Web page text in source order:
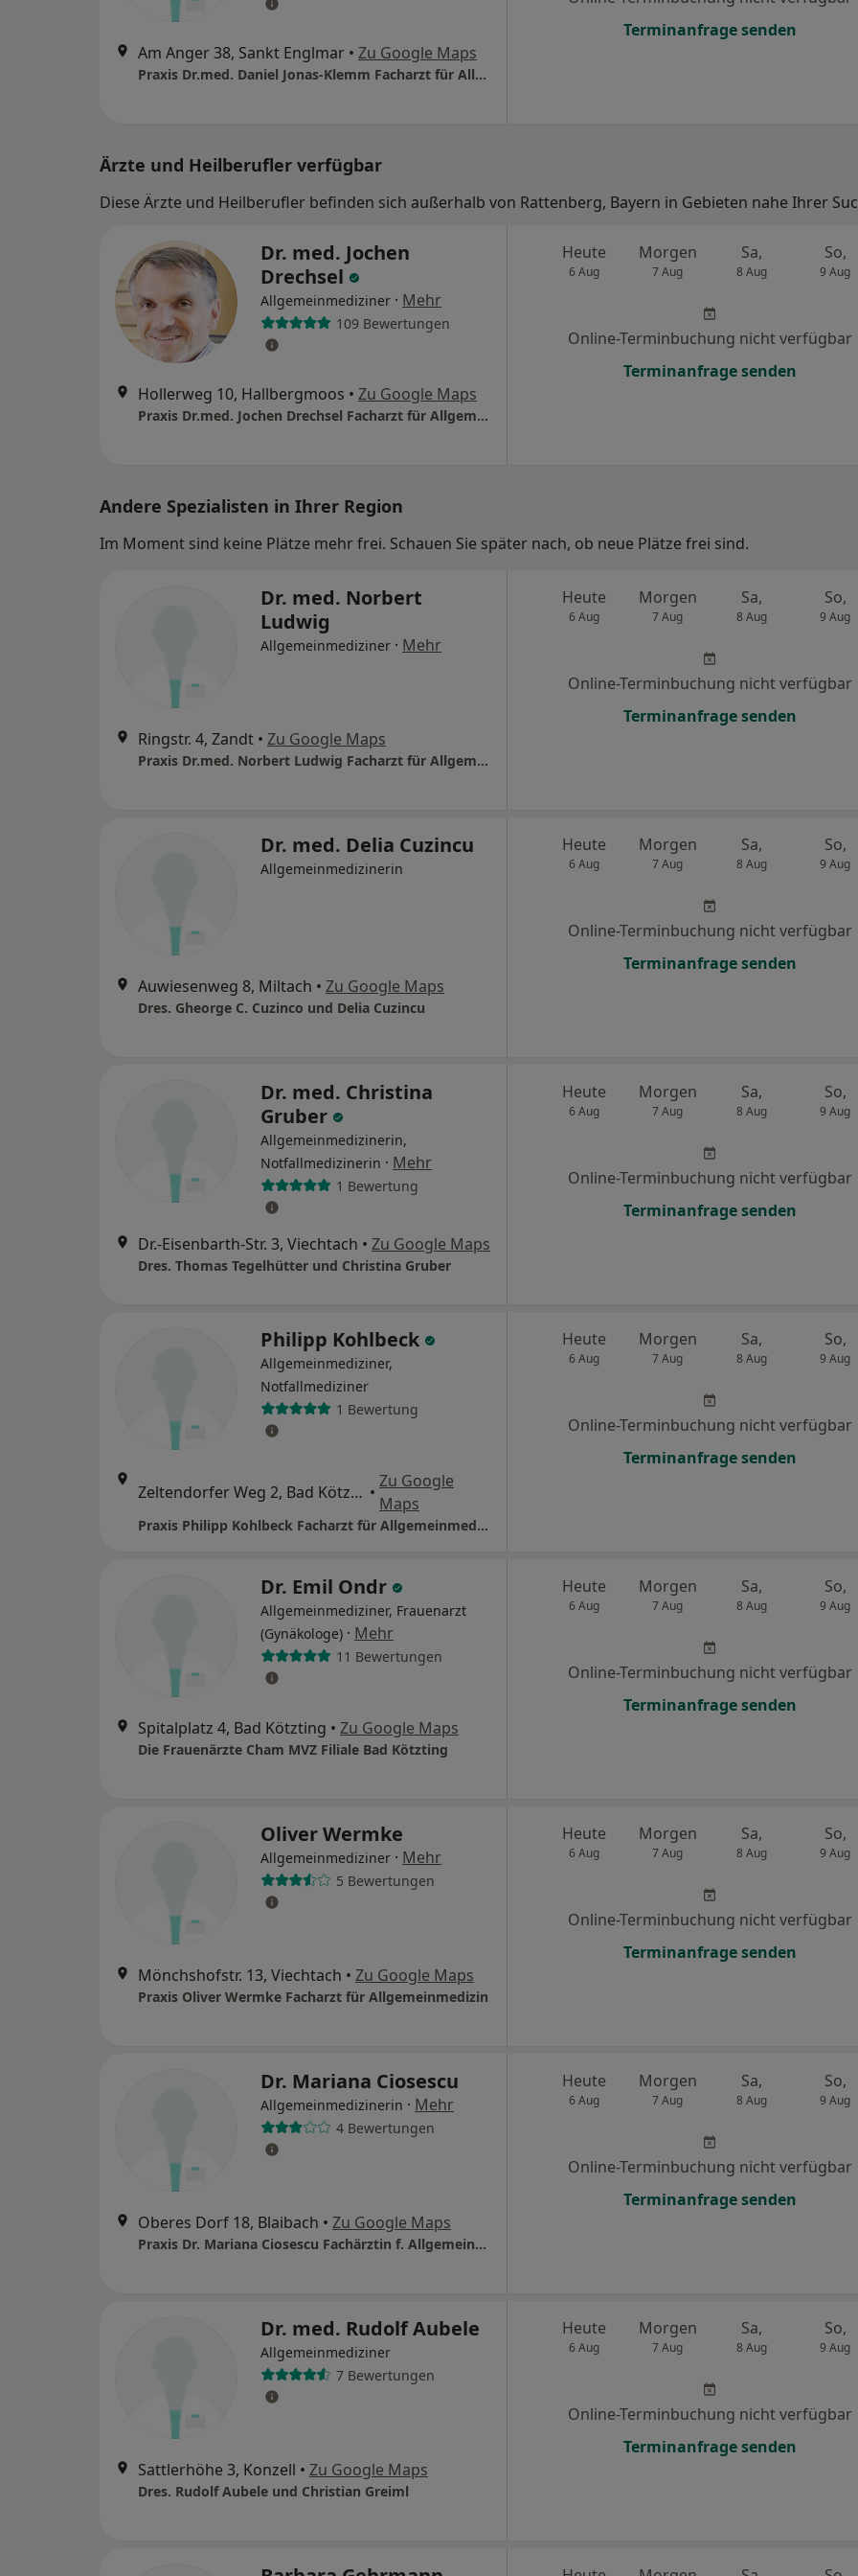
Am Anger 38, Sankt Englmar • Zu Google Maps
Praxis Dr.med. Daniel Jonas-Klemm Facharzt für Allgemeinmedizin
Terminanfrage senden
Ärzte und Heilberufler verfügbar
Diese Ärzte und Heilberufler befinden sich außerhalb von Rattenberg, Bayern in Gebieten nahe Ihrer
Dr. med. Jochen
Drechsel
Allgemeinmediziner · Mehr
109 Bewertungen
Hollerweg 10, Hallbergmoos • Zu Google Maps
Praxis Dr.med. Jochen Drechsel Facharzt für Allgemeinmedizin
Heute
6 Aug
Morgen
7 Aug
Sa,
8 Aug
So,
9 Aug
Online-Terminbuchung nicht verfügbar
Terminanfrage senden
Andere Spezialisten in Ihrer Region
Im Moment sind keine Plätze mehr frei. Schauen Sie später nach, ob neue Plätze frei sind.
Dr. med. Norbert
Ludwig
Allgemeinmediziner · Mehr
Ringstr. 4, Zandt • Zu Google Maps
Praxis Dr.med. Norbert Ludwig Facharzt für Allgemeinmedizin
Heute
6 Aug
Morgen
7 Aug
Sa,
8 Aug
So,
9 Aug
Online-Terminbuchung nicht verfügbar
Terminanfrage senden
Dr. med. Delia Cuzincu
Allgemeinmedizinerin
Auwiesenweg 8, Miltach • Zu Google Maps
Dres. Gheorge C. Cuzinco und Delia Cuzincu
Heute
6 Aug
Morgen
7 Aug
Sa,
8 Aug
So,
9 Aug
Online-Terminbuchung nicht verfügbar
Terminanfrage senden
Dr. med. Christina
Gruber
Allgemeinmedizinerin,
Notfallmedizinerin · Mehr
1 Bewertung
Dr.-Eisenbarth-Str. 3, Viechtach • Zu Google Maps
Dres. Thomas Tegelhütter und Christina Gruber
Heute
6 Aug
Morgen
7 Aug
Sa,
8 Aug
So,
9 Aug
Online-Terminbuchung nicht verfügbar
Terminanfrage senden
Philipp Kohlbeck
Allgemeinmediziner,
Notfallmediziner
1 Bewertung
Zeltendorfer Weg 2, Bad Kötzting •
Zu Google
Maps
Praxis Philipp Kohlbeck Facharzt für Allgemeinmedizin
Heute
6 Aug
Morgen
7 Aug
Sa,
8 Aug
So,
9 Aug
Online-Terminbuchung nicht verfügbar
Terminanfrage senden
Dr. Emil Ondr
Allgemeinmediziner, Frauenarzt
(Gynäkologe) · Mehr
11 Bewertungen
Spitalplatz 4, Bad Kötzting • Zu Google Maps
Die Frauenärzte Cham MVZ Filiale Bad Kötzting
Heute
6 Aug
Morgen
7 Aug
Sa,
8 Aug
So,
9 Aug
Online-Terminbuchung nicht verfügbar
Terminanfrage senden
Oliver Wermke
Allgemeinmediziner · Mehr
5 Bewertungen
Mönchshofstr. 13, Viechtach • Zu Google Maps
Praxis Oliver Wermke Facharzt für Allgemeinmedizin
Heute
6 Aug
Morgen
7 Aug
Sa,
8 Aug
So,
9 Aug
Online-Terminbuchung nicht verfügbar
Terminanfrage senden
Dr. Mariana Ciosescu
Allgemeinmedizinerin · Mehr
4 Bewertungen
Oberes Dorf 18, Blaibach • Zu Google Maps
Praxis Dr. Mariana Ciosescu Fachärztin f. Allgemeinmedizin
Heute
6 Aug
Morgen
7 Aug
Sa,
8 Aug
So,
9 Aug
Online-Terminbuchung nicht verfügbar
Terminanfrage senden
Dr. med. Rudolf Aubele
Allgemeinmediziner
7 Bewertungen
Sattlerhöhe 3, Konzell • Zu Google Maps
Dres. Rudolf Aubele und Christian Greiml
Heute
6 Aug
Morgen
7 Aug
Sa,
8 Aug
So,
9 Aug
Online-Terminbuchung nicht verfügbar
Terminanfrage senden